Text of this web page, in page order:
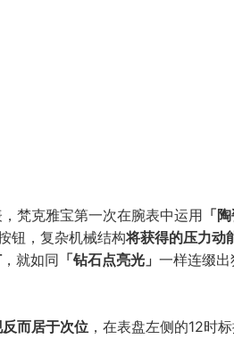
梵克雅宝第一次在腕表中运用 「
钮，复杂机械结构将获得的压力动
，就如同 「钻石点亮光」 一样连缀
而居于次位 ，在表盘左侧的12时